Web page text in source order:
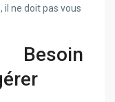
ne doit pas vous
Besoin